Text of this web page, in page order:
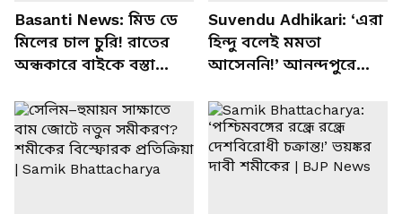
Basanti News: মিড ডে
মিলের চাল চুরি! রাতের
অন্ধকারে বাইকে বস্তা
চত্বরে তাণ্ডব
Suvendu Adhikari: ‘এরা
হিন্দু বলেই মমতা
আসেননি!’ আনন্দপুরে
খোলসা করলেন শুভেন্দু